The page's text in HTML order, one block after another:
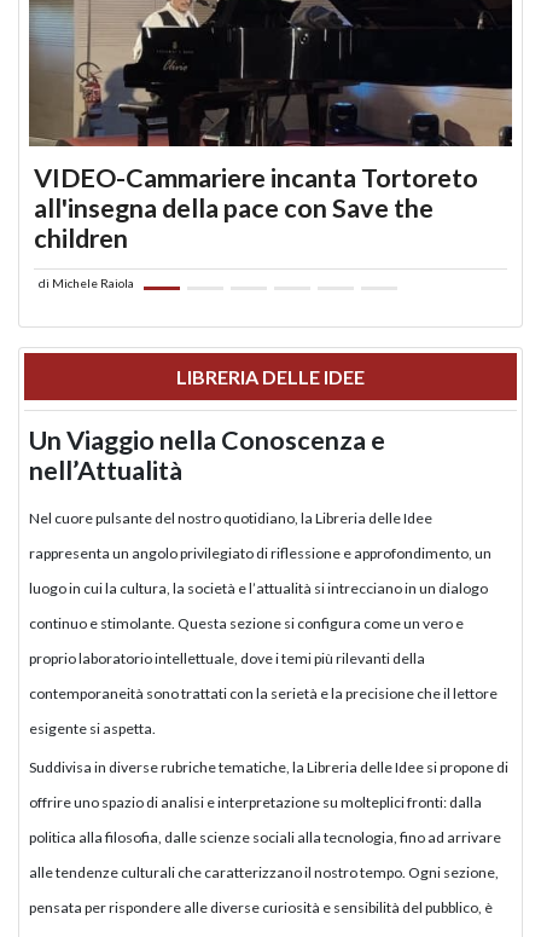
VIDEO-Cammariere incanta Tortoreto
all'insegna della pace con Save the
children
di Michele Raiola
LIBRERIA DELLE IDEE
Un Viaggio nella Conoscenza e
nell’Attualità
Nel cuore pulsante del nostro quotidiano, la Libreria delle Idee
rappresenta un angolo privilegiato di riflessione e approfondimento, un
luogo in cui la cultura, la società e l’attualità si intrecciano in un dialogo
continuo e stimolante. Questa sezione si configura come un vero e
proprio laboratorio intellettuale, dove i temi più rilevanti della
contemporaneità sono trattati con la serietà e la precisione che il lettore
esigente si aspetta.
Suddivisa in diverse rubriche tematiche, la Libreria delle Idee si propone di
offrire uno spazio di analisi e interpretazione su molteplici fronti: dalla
politica alla filosofia, dalle scienze sociali alla tecnologia, fino ad arrivare
alle tendenze culturali che caratterizzano il nostro tempo. Ogni sezione,
pensata per rispondere alle diverse curiosità e sensibilità del pubblico, è